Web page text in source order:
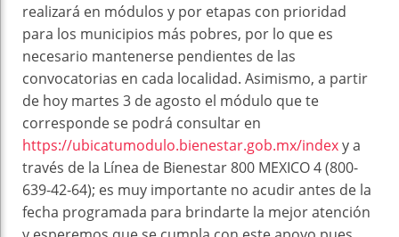
realizará en módulos y por etapas con prioridad
para los municipios más pobres, por lo que es
necesario mantenerse pendientes de las
convocatorias en cada localidad. Asimismo, a partir
de hoy martes 3 de agosto el módulo que te
corresponde se podrá consultar en
https://ubicatumodulo.bienestar.gob.mx/indexy a
través de la Línea de Bienestar 800 MEXICO 4 (800-
639-42-64); es muy importante no acudir antes de la
fecha programada para brindarte la mejor atención